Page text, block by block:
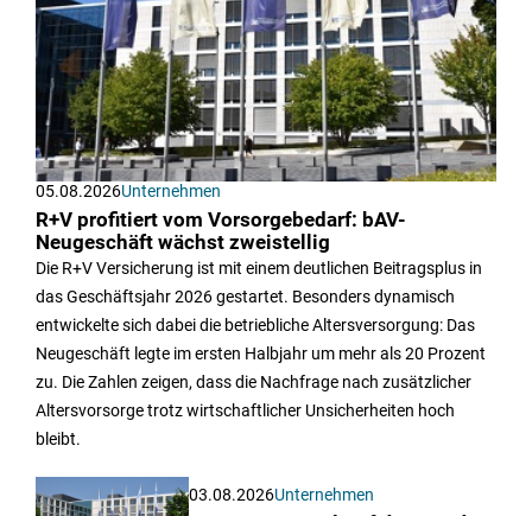
05.08.2026Unternehmen
R+V profitiert vom Vorsorgebedarf: bAV-
Neugeschäft wächst zweistellig
Die R+V Versicherung ist mit einem deutlichen Beitragsplus in
das Geschäftsjahr 2026 gestartet. Besonders dynamisch
entwickelte sich dabei die betriebliche Altersversorgung: Das
Neugeschäft legte im ersten Halbjahr um mehr als 20 Prozent
zu. Die Zahlen zeigen, dass die Nachfrage nach zusätzlicher
Altersvorsorge trotz wirtschaftlicher Unsicherheiten hoch
bleibt.
03.08.2026Unternehmen